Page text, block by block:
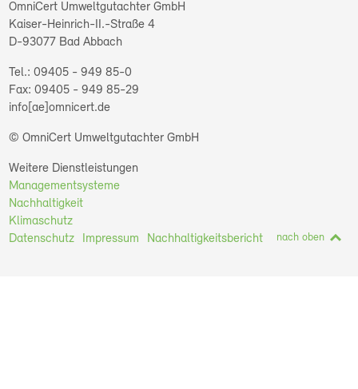
OmniCert Umweltgutachter GmbH
Kaiser-Heinrich-II.-Straße 4
D-93077 Bad Abbach
09405 - 949 85-0
09405 - 949 85-29
info[ae]omnicert.de
© OmniCert Umweltgutachter GmbH
Weitere Dienstleistungen
Managementsysteme
Nachhaltigkeit
Klimaschutz
Datenschutz
Impressum Nachhaltigkeitsbericht nach oben